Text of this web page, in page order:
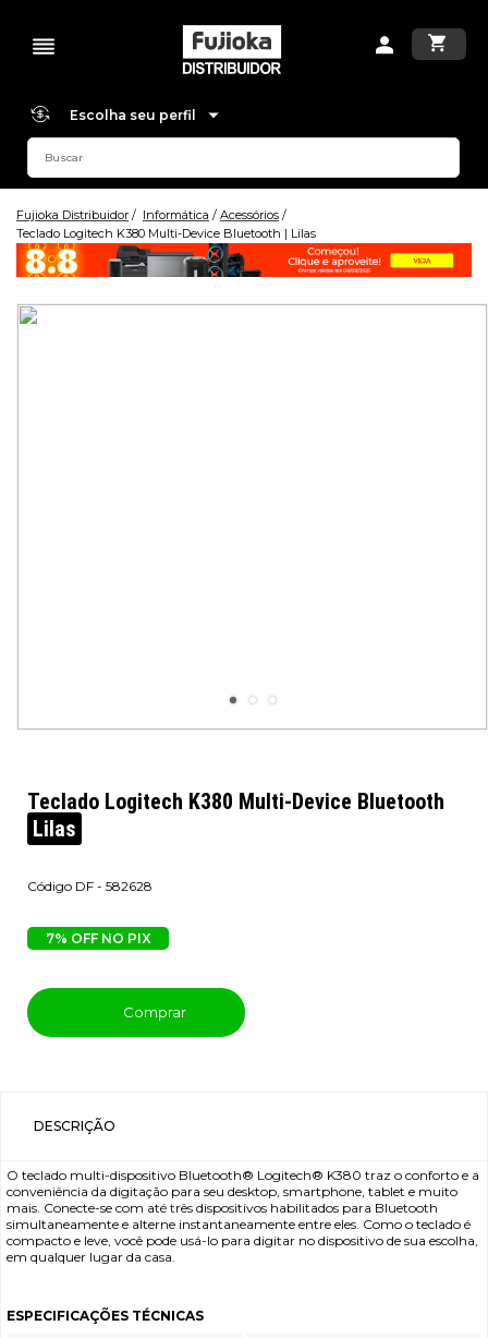
Escolha seu perfil
Fujioka Distribuidor Informática
Acessórios
Teclado Logitech K380 Multi-Device Bluetooth | Lilas
Teclado Logitech K380 Multi-Device Bluetooth
Lilas
DF - 582628
7% OFF NO PIX
Comprar
DESCRIÇÃO
O teclado multi-dispositivo Bluetooth® Logitech® K380 traz o conforto e a
conveniência da digitação para seu desktop, smartphone, tablet e muito
mais. Conecte-se com até três dispositivos habilitados para Bluetooth
simultaneamente e alterne instantaneamente entre eles. Como o teclado é
compacto e leve, você pode usá-lo para digitar no dispositivo de sua escolha,
em qualquer lugar da casa.
ESPECIFICAÇÕES TÉCNICAS